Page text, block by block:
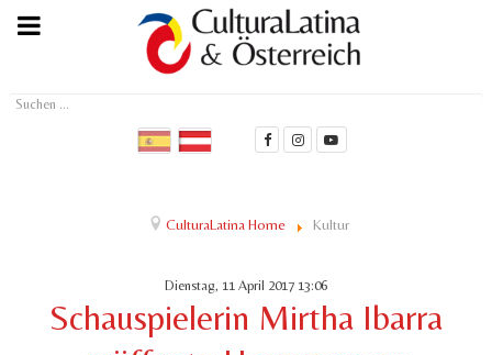
Suchen
CulturaLatina Home Kultur
Dienstag, 11 April 2017 13:06
Schauspielerin Mirtha Ibarra